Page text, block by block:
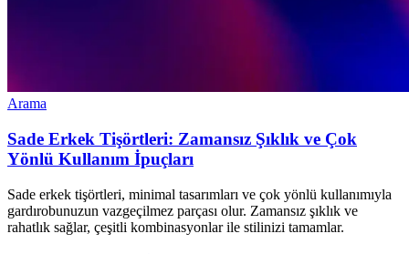
Arama
Sade Erkek Tişörtleri: Zamansız Şıklık ve Çok
Yönlü Kullanım İpuçları
Sade erkek tişörtleri, minimal tasarımları ve çok yönlü kullanımıyla
gardırobunuzun vazgeçilmez parçası olur. Zamansız şıklık ve
rahatlık sağlar, çeşitli kombinasyonlar ile stilinizi tamamlar.